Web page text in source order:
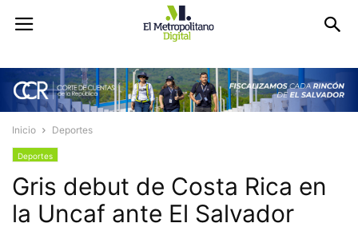
Inicio Deportes
Deportes
Gris debut de Costa Rica en
la Uncaf ante El Salvador